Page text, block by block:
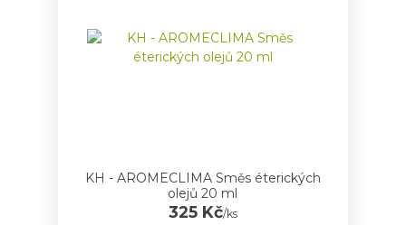
KH - AROMECLIMA Směs éterických
olejů 20 ml
325 Kč/ks